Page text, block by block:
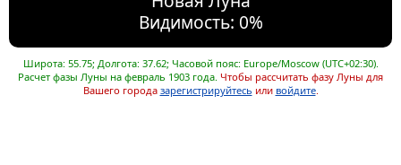
Видимость: 0%
Широта: 55.75; Долгота: 37.62; Часовой пояс: Europe/Moscow (UTC+02:30).
Расчет фазы Луны на февраль 1903 года. Чтобы рассчитать фазу Луны для
Вашего города зарегистрируйтесь или войдите.